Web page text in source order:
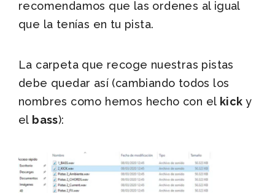
recomendamos que las ordenes al igual
que la tenías en tu pista.
La carpeta que recoge nuestras pistas
debe quedar así (cambiando todos los
nombres como hemos hecho con el kick y
el bass):